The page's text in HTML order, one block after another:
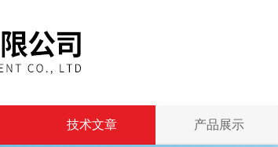
技术文章 产品展示